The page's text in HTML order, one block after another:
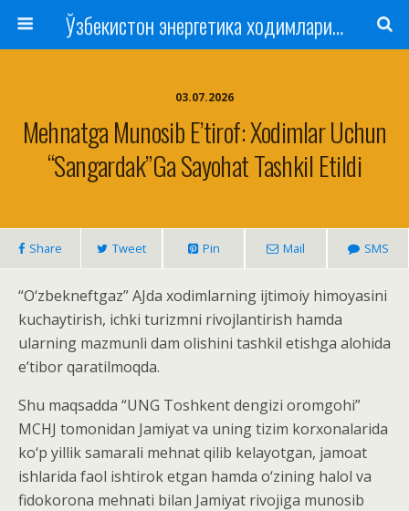
Ўзбекистон энергетика ходимлари касаба уюшмаси
03.07.2026
Mehnatga Munosib E’tirof: Xodimlar Uchun
“Sangardak”ga Sayohat Tashkil Etildi
Share Tweet Pin Mail SMS
“O‘zbekneftgaz” AJda xodimlarning ijtimoiy himoyasini
kuchaytirish, ichki turizmni rivojlantirish hamda
ularning mazmunli dam olishini tashkil etishga alohida
e’tibor qaratilmoqda.
Shu maqsadda “UNG Toshkent dengizi oromgohi”
MCHJ tomonidan Jamiyat va uning tizim korxonalarida
ko‘p yillik samarali mehnat qilib kelayotgan, jamoat
ishlarida faol ishtirok etgan hamda o‘zining halol va
fidokorona mehnati bilan Jamiyat rivojiga munosib